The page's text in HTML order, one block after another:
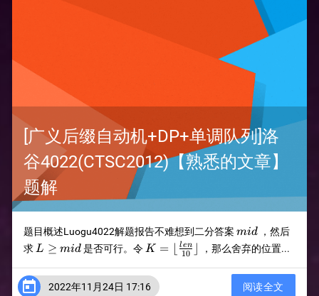
[广义后缀自动机+DP+单调队列]洛
谷4022(CTSC2012)【熟悉的文章】
题解
题目概述Luogu4022解题报告不难想到二分答案 mid
mid，然后
求 L\ge
L ≥ mid是否可行。令 K=
{\lfloor{len\over
10}\rfloor}
K = 10
len ，那么舍弃的位置...
 2022年11月24日 17:16 阅读全文